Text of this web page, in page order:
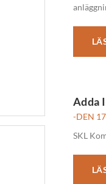
Adda
-DEN
SKL